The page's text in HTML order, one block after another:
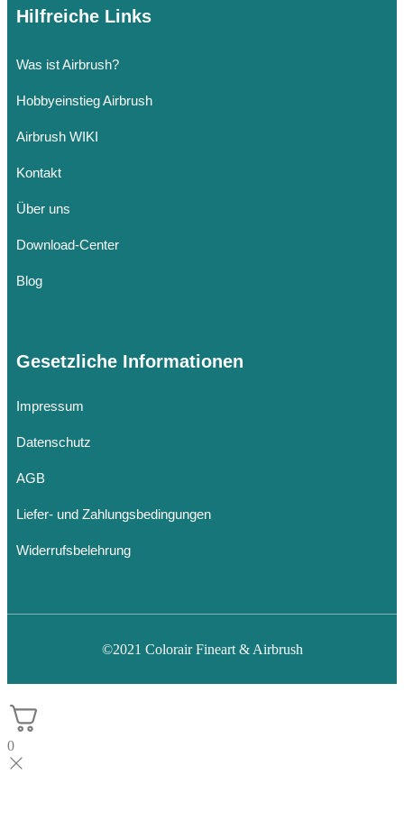
Hilfreiche Links
Was ist Airbrush?
Hobbyeinstieg Airbrush
Airbrush WIKI
Kontakt
Über uns
Download-Center
Blog
Gesetzliche Informationen
Impressum
Datenschutz
AGB
Liefer- und Zahlungsbedingungen
Widerrufsbelehrung
©2021 Colorair Fineart & Airbrush
0